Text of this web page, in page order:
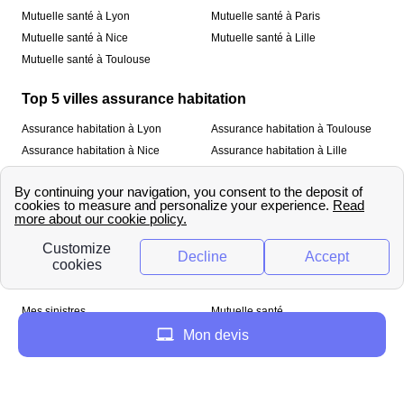
Mutuelle santé à Lyon
Mutuelle santé à Nice
Mutuelle santé à Toulouse
Mutuelle santé à Paris
Mutuelle santé à Lille
Top 5 villes assurance habitation
Assurance habitation à Lyon
Assurance habitation à Nice
Assurance habitation à Toulouse
Assurance habitation à Lille
À propos
Qui sommes-nous ? Mentions légales
Mes sinistres
Mutuelle santé
Mon devis